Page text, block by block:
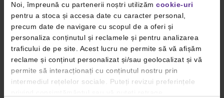
Noi, împreună cu partenerii noștri utilizăm cookie-uri
pentru a stoca și accesa date cu caracter personal,
precum date de navigare cu scopul de a oferi și
personaliza conținutul și reclamele și pentru analizarea
traficului de pe site. Acest lucru ne permite să vă afișăm
reclame și conținut personalizat și/sau geolocalizat și vă
permite să interacționați cu conținutul nostru prin
intermediul rețelelor sociale. Puteți revizui preferințele